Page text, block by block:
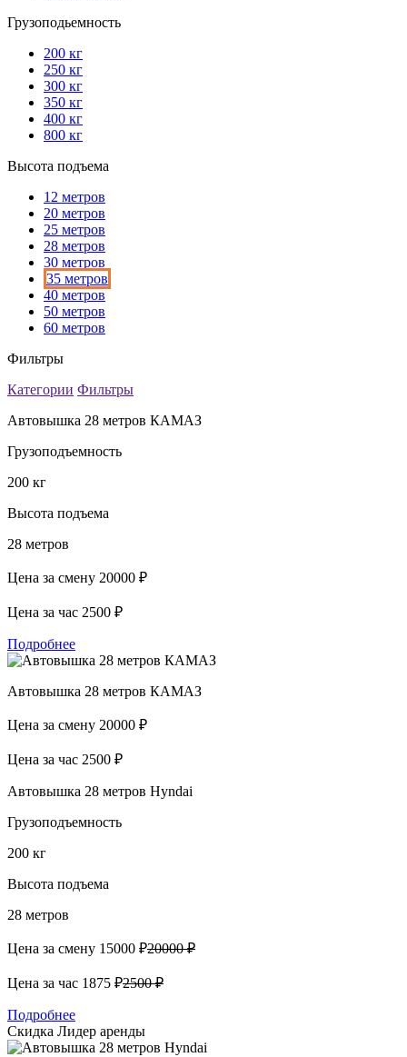
Грузоподьемность
200 кг
250 кг
300 кг
350 кг
400 кг
800 кг
Высота подъема
12 метров
20 метров
25 метров
28 метров
30 метров
35 метров
40 метров
50 метров
60 метров
Фильтры
Категории Фильтры
Автовышка 28 метров КАМАЗ
Грузоподъемность
200 кг
Высота подъема
28 метров
Цена за смену 20000 ₽
Цена за час 2500 ₽
Подробнее
Автовышка 28 метров КАМАЗ
Цена за смену 20000 ₽
Цена за час 2500 ₽
Автовышка 28 метров Hyndai
Грузоподъемность
200 кг
Высота подъема
28 метров
Цена за смену 15000 ₽20000 ₽
Цена за час 1875 ₽2500 ₽
Подробнее
Скидка Лидер аренды